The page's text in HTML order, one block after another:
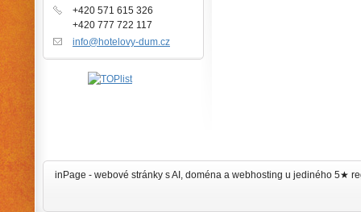
+420 571 615 326
+420 777 722 117
info@hotelovy-dum.cz
inPage - webové stránky s AI, doména a webhosting u jediného 5★